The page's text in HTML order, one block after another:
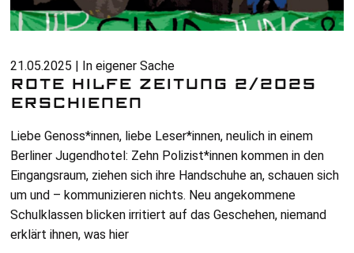
21.05.2025 | In eigener Sache
ROTE HILFE ZEITUNG 2/2025
ERSCHIENEN
Liebe Genoss*innen, liebe Leser*innen, neulich in einem
Berliner Jugendhotel: Zehn Polizist*innen kommen in den
Eingangsraum, ziehen sich ihre Handschuhe an, schauen sich
um und – kommunizieren nichts. Neu angekommene
Schulklassen blicken irritiert auf das Geschehen, niemand
erklärt ihnen, was hier